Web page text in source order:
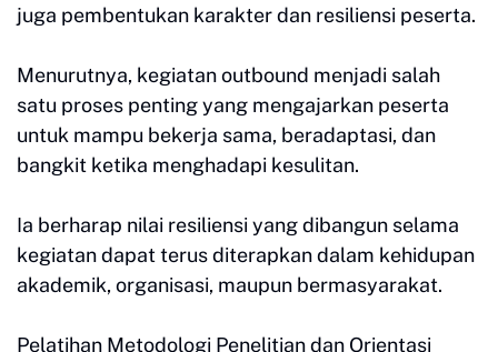
juga pembentukan karakter dan resiliensi peserta.
Menurutnya, kegiatan outbound menjadi salah
satu proses penting yang mengajarkan peserta
untuk mampu bekerja sama, beradaptasi, dan
bangkit ketika menghadapi kesulitan.
Ia berharap nilai resiliensi yang dibangun selama
kegiatan dapat terus diterapkan dalam kehidupan
akademik, organisasi, maupun bermasyarakat.
Pelatihan Metodologi Penelitian dan Orientasi